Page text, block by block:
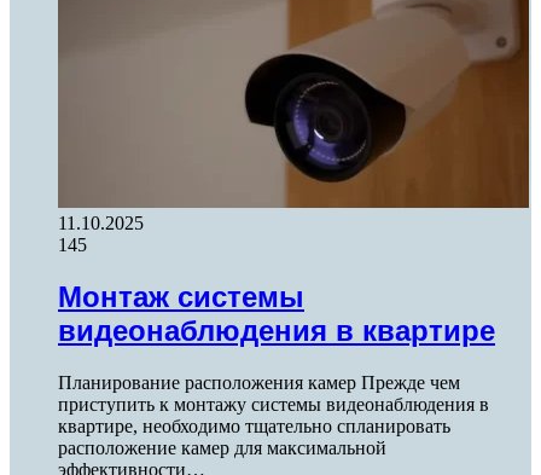
11.10.2025
145
Монтаж системы
видеонаблюдения в квартире
Планирование расположения камер Прежде чем
приступить к монтажу системы видеонаблюдения в
квартире, необходимо тщательно спланировать
расположение камер для максимальной
эффективности…